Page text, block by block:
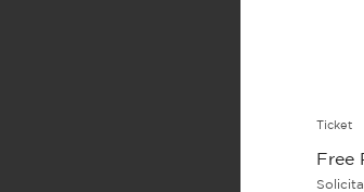
Ticket
Free